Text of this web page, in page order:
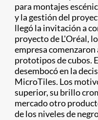
para montajes
y la gestión del
llegó la invitación a
proyecto de L'Oréal,
empresa
prototipos de cubos.
desembocó en la
MicroTiles. Los
superior, su brillo
mercado otro
de los niveles de